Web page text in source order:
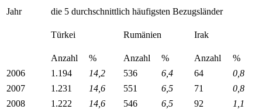
Jahr die 5 durchschnittlich häufigsten Bezugsländer
Türkei Rumänien Irak
Anzahl % Anzahl % Anzahl
%
2006
1.194 14,2 536 6,4 64
0,8
2007
1.231 14,6 551 6,5 71
0,8
2008
1.222 14,6 546 6,5 92
1,1